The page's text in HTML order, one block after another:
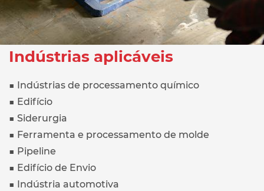
Indústrias aplicáveis
■ Indústrias de processamento químico
■ Edifício
■ Siderurgia
■ Ferramenta e processamento de molde
■ Pipeline
■ Edifício de Envio
■ Indústria automotiva